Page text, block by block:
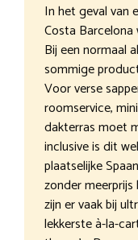
In het geval van
Costa
Bij een normaal
sommige
Voor verse
roomservice,
dakterras moet
inclusive is dit
plaatselijke
zonder
zijn er vaak bij
lekkerste à-la-